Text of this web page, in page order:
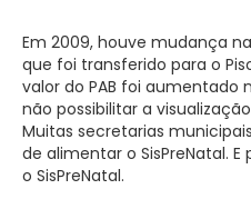
Em 2009, houve mudança
que foi transferido para o
valor do PAB foi aumentado
não possibilitar a
Muitas secretarias
de alimentar o SisPreNatal.
o SisPreNatal.